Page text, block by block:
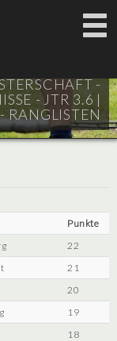
-
- JTR 3.6 |
RANGLISTEN
Punkte
22
21
20
19
18